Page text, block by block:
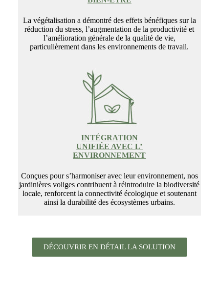
La végétalisation a démontré des effets bénéfiques sur la
réduction du stress, l’augmentation de la productivité et
l’amélioration générale de la qualité de vie,
particulièrement dans les environnements de travail.
INTÉGRATION
UNIFIÉE AVEC L’
ENVIRONNEMENT
Conçues pour s’harmoniser avec leur environnement, nos
jardinières voliges contribuent à réintroduire la biodiversité
locale, renforcent la connectivité écologique et soutenant
ainsi la durabilité des écosystèmes urbains.
DÉCOUVRIR EN DÉTAIL LA SOLUTION